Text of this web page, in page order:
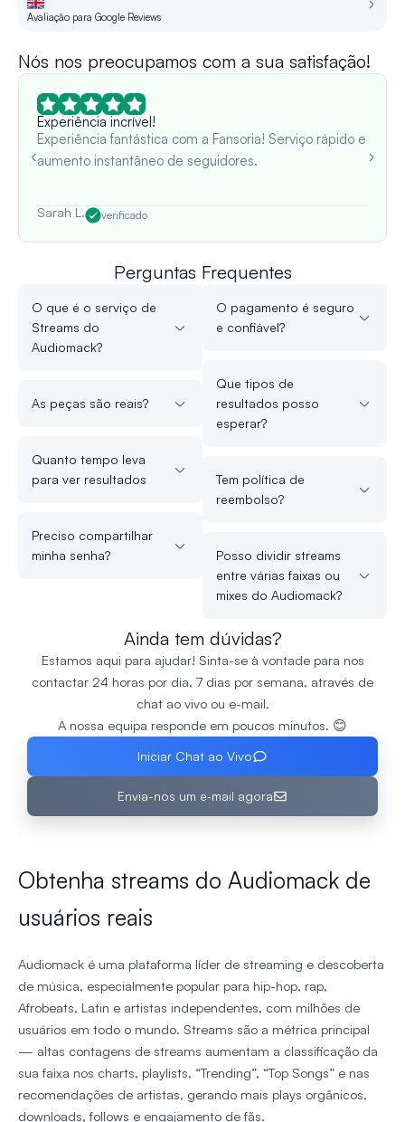
Avaliação para Google Reviews
Nós nos preocupamos com a sua satisfação!
Experiência incrível!
Experiência fantástica com a Fansoria! Serviço rápido e
aumento instantâneo de seguidores.
Sarah L. verificado
Perguntas Frequentes
O que é o serviço de
Streams do
Audiomack?
As peças são reais?
Quanto tempo leva
para ver resultados
Preciso compartilhar
minha senha?
O pagamento é seguro
e confiável?
Que tipos de
resultados posso
esperar?
Tem política de
reembolso?
Posso dividir streams
entre várias faixas ou
mixes do Audiomack?
Ainda tem dúvidas?
Estamos aqui para ajudar! Sinta-se à vontade para nos
contactar 24 horas por dia, 7 dias por semana, através de
chat ao vivo ou e-mail.
A nossa equipa responde em poucos minutos. 😊
Iniciar Chat ao Vivo
Envia-nos um e‑mail agora
Obtenha streams do Audiomack de
usuários reais
Audiomack é uma plataforma líder de streaming e descoberta
de música, especialmente popular para hip-hop, rap,
Afrobeats, Latin e artistas independentes, com milhões de
usuários em todo o mundo. Streams são a métrica principal
— altas contagens de streams aumentam a classificação da
sua faixa nos charts, playlists, “Trending”, “Top Songs” e nas
recomendações de artistas, gerando mais plays orgânicos,
downloads, follows e engajamento de fãs.